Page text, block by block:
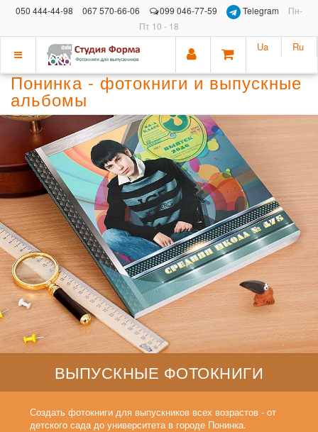
050 444-44-98 067 570-66-06 099 046-77-59 Telegram
Пн-
Пт 10 - 18
Показать
меню
Ua Ru
Понинка - фотокниги и выпускные
альбомы
ВЫПУСКНЫЕ ФОТОКНИГИ
Создать фотокниги для выпускников всех возрастов - от
детского сада до университета в городе Понинка.